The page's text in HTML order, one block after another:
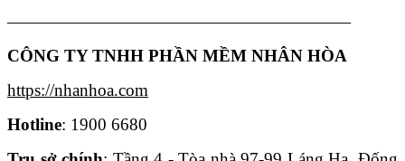
————————————————————
CÔNG TY TNHH PHẦN MỀM NHÂN HÒA
https://nhanhoa.com
Hotline: 1900 6680